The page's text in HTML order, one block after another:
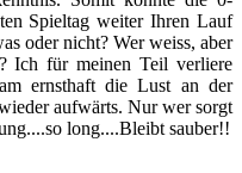
Spieltag weiter Ihren Lauf
oder nicht? Wer weiss, aber
Ich für meinen Teil verliere
ernsthaft die Lust an der
aufwärts. Nur wer sorgt
long....Bleibt sauber!!